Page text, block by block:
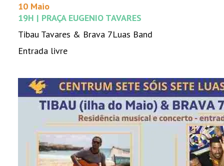
10 Maio
19H | PRAÇA EUGENIO TAVARES
Tibau Tavares & Brava 7Luas Band
Entrada livre